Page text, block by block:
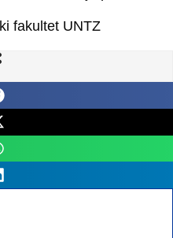
fakultet UNTZ